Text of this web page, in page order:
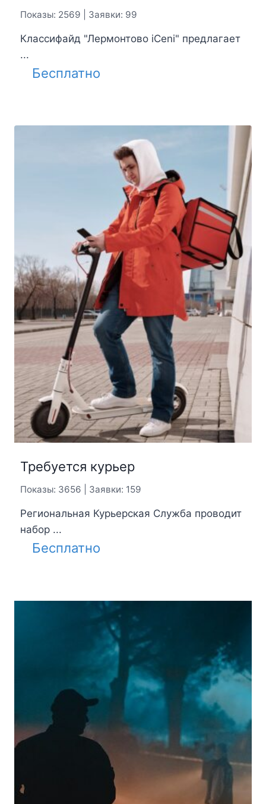
Показы: 2569 | Заявки: 99
Классифайд "Лермонтово iCeni" предлагает
...
Бесплатно
Требуется курьер
Показы: 3656 | Заявки: 159
Региональная Курьерская Служба проводит
набор ...
Бесплатно